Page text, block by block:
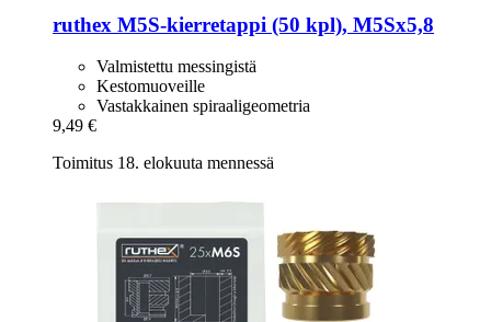
ruthex M5S-​kierretappi (50 kpl), M5Sx5,8
Valmistettu messingistä
Kestomuoveille
Vastakkainen spiraaligeometria
9,49 €
Toimitus 18. elokuuta mennessä